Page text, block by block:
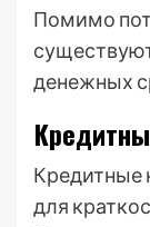
Помимо
денежных
Кредитные
для